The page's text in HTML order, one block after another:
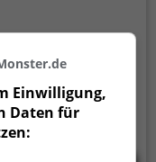
kann eine Feier
gehen und
seid ihr in
und könnt
Einwilligung,
Daten für